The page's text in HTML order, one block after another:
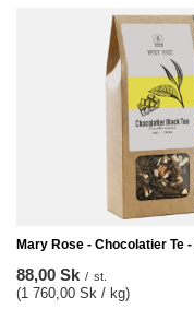
Mary Rose - Chocolatier Te
88,00 Sk / st.
(1 760,00 Sk / kg)